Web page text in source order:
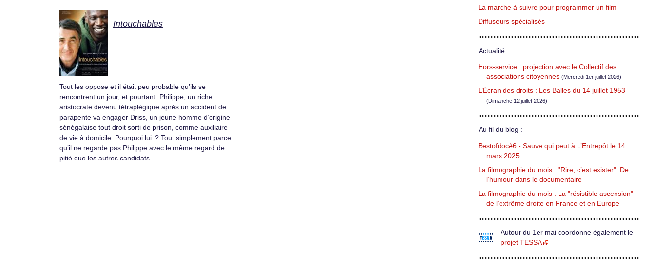
Intouchables
Tout les oppose et il était peu probable qu’ils se
rencontrent un jour, et pourtant. Philippe, un riche
aristocrate devenu tétraplégique après un accident de
parapente va engager Driss, un jeune homme d’origine
sénégalaise tout droit sorti de prison, comme auxiliaire
de vie à domicile. Pourquoi lui ? Tout simplement parce
qu’il ne regarde pas Philippe avec le même regard de
pitié que les autres candidats.
La marche à suivre pour programmer un film
Diffuseurs spécialisés
Actualité :
Hors-service : projection avec le Collectif des
associations citoyennes (Mercredi 1er juillet 2026)
L’Écran des droits : Les Balles du 14 juillet 1953
(Dimanche 12 juillet 2026)
Au fil du blog :
Bestofdoc#6 - Sauve qui peut à L’Entrepôt le 14
mars 2025
La filmographie du mois : "Rire, c’est exister". De
l’humour dans le documentaire
La filmographie du mois : La "résistible ascension"
de l’extrême droite en France et en Europe
Autour du 1er mai coordonne également le
projet TESSA